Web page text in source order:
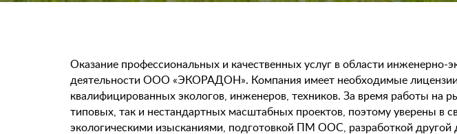
Оказание профессиональных и качественных услуг в области инженерно-
деятельности ООО «ЭКОРАДОН». Компания имеет необходимые
квалифицированных экологов, инженеров, техников. За время работы на
типовых, так и нестандартных масштабных проектов, поэтому уверены
экологическими изысканиями, подготовкой ПМ ООС, разработкой другой